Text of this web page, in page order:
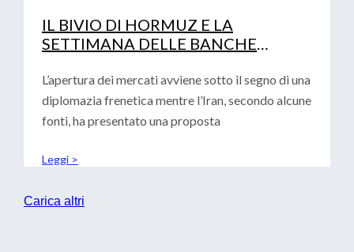
IL BIVIO DI HORMUZ E LA
SETTIMANA DELLE BANCHE
TESORERIE
L’apertura dei mercati avviene sotto il segno di una
diplomazia frenetica mentre l’Iran, secondo alcune
fonti, ha presentato una proposta
Leggi >
Carica altri